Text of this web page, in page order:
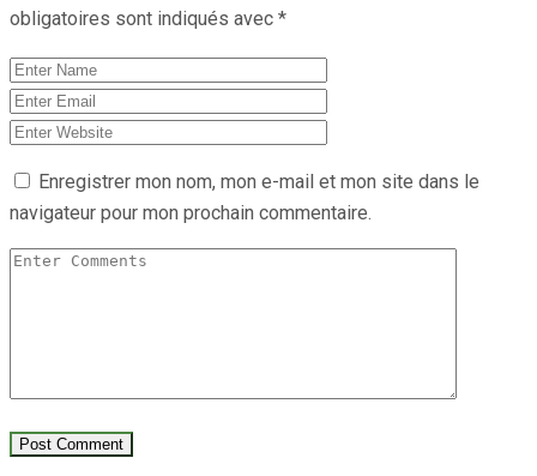
obligatoires sont indiqués avec *
Enregistrer mon nom, mon e-mail et mon site dans le
navigateur pour mon prochain commentaire.